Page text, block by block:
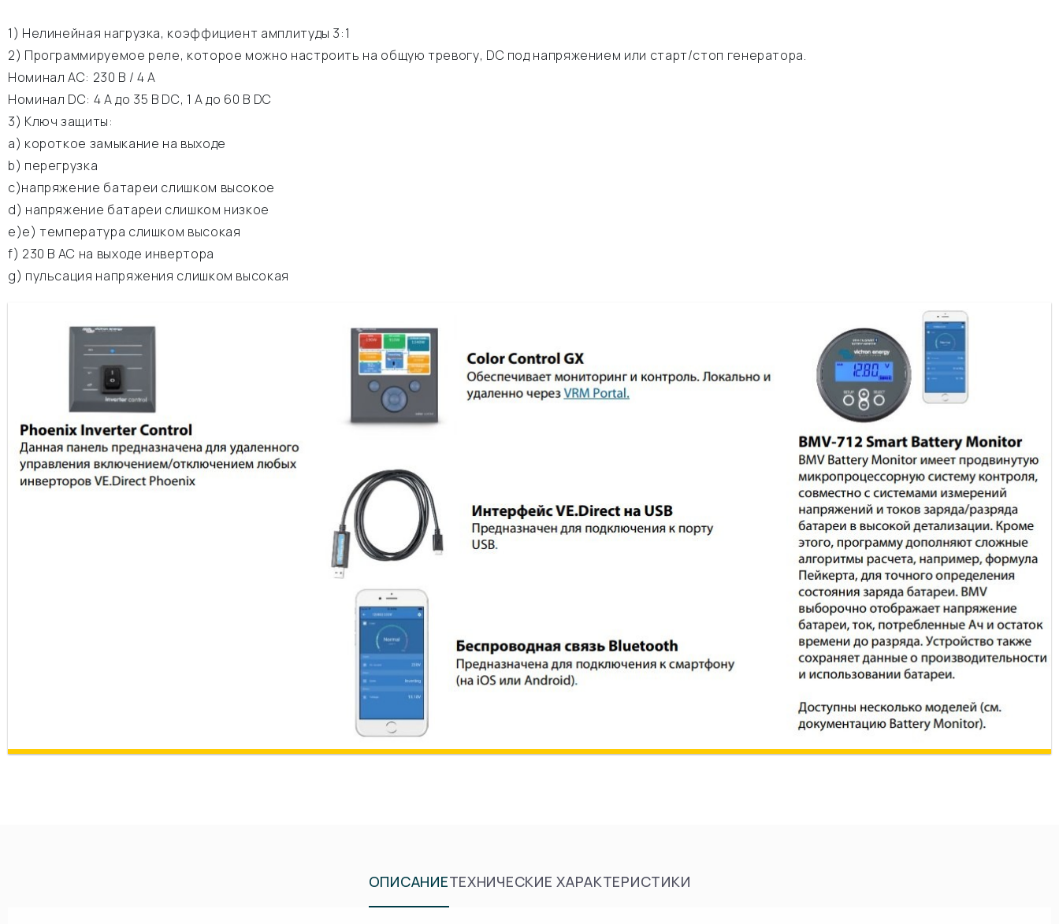
1) Нелинейная нагрузка, коэффициент амплитуды 3:1
2) Программируемое реле, которое можно настроить на общую тревогу, DC под напряжением или старт/стоп генератора.
Номинал АС: 230 В / 4 A
Номинал DC: 4 A до 35 В DC, 1 A до 60 В DC
3) Ключ защиты:
а) короткое замыкание на выходе
b) перегрузка
c)напряжение батареи слишком высокое
d) напряжение батареи слишком низкое
e)е) температура слишком высокая
f) 230 В АС на выходе инвертора
g) пульсация напряжения слишком высокая
ОПИСАНИЕТЕХНИЧЕСКИЕ ХАРАКТЕРИСТИКИ